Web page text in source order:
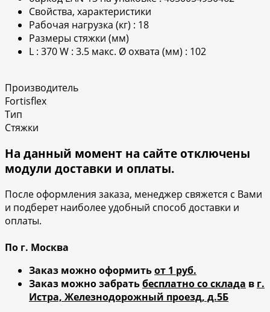
Cвойства, характеристики
Рабочая нагрузка (кг) : 18
Размеры стяжки (мм)
L : 370 W : 3.5 макс. Ø охвата (мм) : 102
Производитель
Fortisflex
Тип
Стяжки
На данный момент на сайте отключены
модули доставки и оплаты.
После оформления заказа, менеджер свяжется с Вами
и подберет наиболее удобный способ доставки и
оплаты.
По г. Москва
Заказ можно оформитьот 1 руб.
Заказ можно забратьбесплатно со склада в г.
Истра, Железнодорожный проезд, д.5Б